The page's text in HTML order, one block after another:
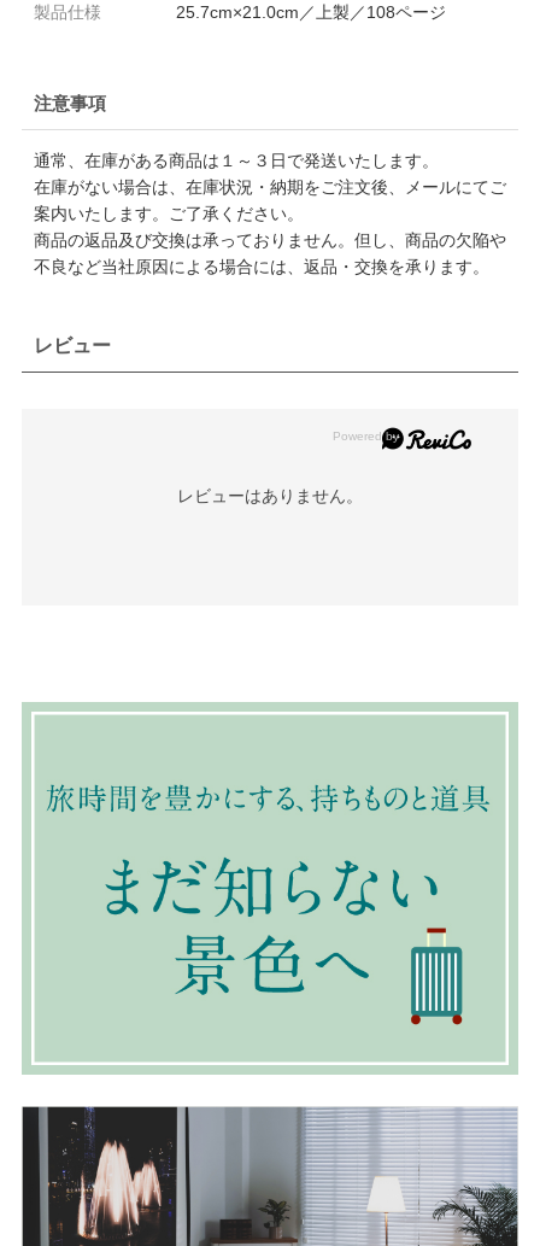
製品仕様
25.7cm×21.0cm／上製／108ページ
注意事項
通常、在庫がある商品は１～３日で発送いたします。
在庫がない場合は、在庫状況・納期をご注文後、メールにてご
案内いたします。ご了承ください。
商品の返品及び交換は承っておりません。但し、商品の欠陥や
不良など当社原因による場合には、返品・交換を承ります。
レビュー
レビューはありません。